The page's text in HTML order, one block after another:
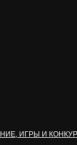
ИГРЫ И